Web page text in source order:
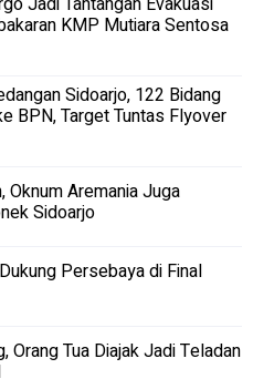
KMP Mutiara Sentosa
Sidoarjo, 122 Bidang
BPN, Target Tuntas Flyover
Oknum Aremania Juga
Sidoarjo
Persebaya di Final
Orang Tua Diajak Jadi Teladan